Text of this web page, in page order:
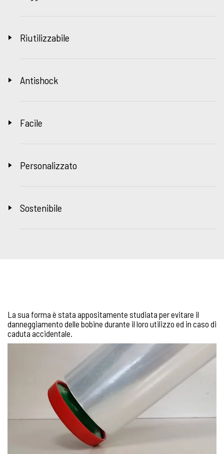
Riutilizzabile
Antishock
Facile
Personalizzato
Sostenibile
La sua forma è stata appositamente studiata per evitare il
danneggiamento delle bobine durante il loro utilizzo ed in caso di
caduta accidentale.